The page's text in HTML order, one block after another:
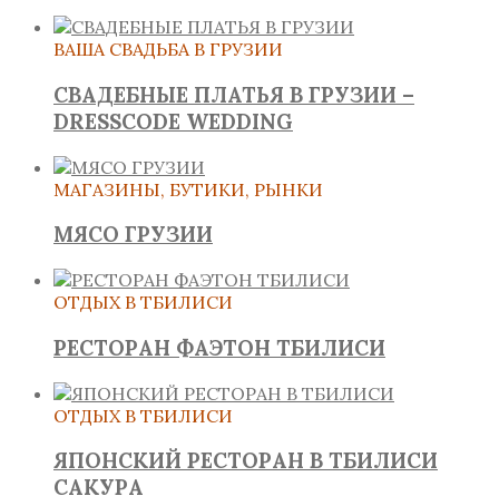
ВАША СВАДЬБА В ГРУЗИИ
СВАДЕБНЫЕ ПЛАТЬЯ В ГРУЗИИ –
DRESSCODE WEDDING
МАГАЗИНЫ, БУТИКИ, РЫНКИ
МЯСО ГРУЗИИ
ОТДЫХ В ТБИЛИСИ
РЕСТОРАН ФАЭТОН ТБИЛИСИ
ОТДЫХ В ТБИЛИСИ
ЯПОНСКИЙ РЕСТОРАН В ТБИЛИСИ
САКУРА